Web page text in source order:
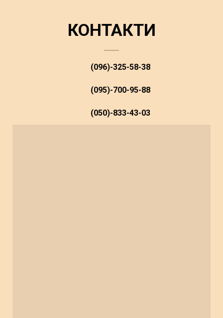
КОНТАКТИ
(096)-325-58-38
(095)-700-95-88
(050)-833-43-03